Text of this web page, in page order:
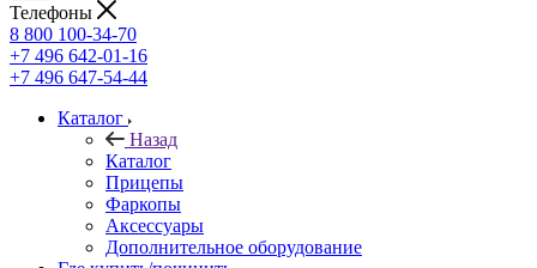
Телефоны
8 800 100-34-70
+7 496 642-01-16
+7 496 647-54-44
Каталог
Назад
Каталог
Прицепы
Фаркопы
Аксессуары
Дополнительное оборудование